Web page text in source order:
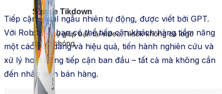
Simple Tikdown
Công cụ giúp bạn tải video Tiktok không có logo
nhanh chóng.
Tiếp cận email ngẫu nhiên tự động, được viết bởi GPT.
Với Robin AI, bạn có thể tiếp cận khách hàng tiềm năng
một cách dễ dàng và hiệu quả, tiến hành nghiên cứu và
xử lý hoạt động tiếp cận ban đầu – tất cả mà không cần
đến nhân viên bán hàng.